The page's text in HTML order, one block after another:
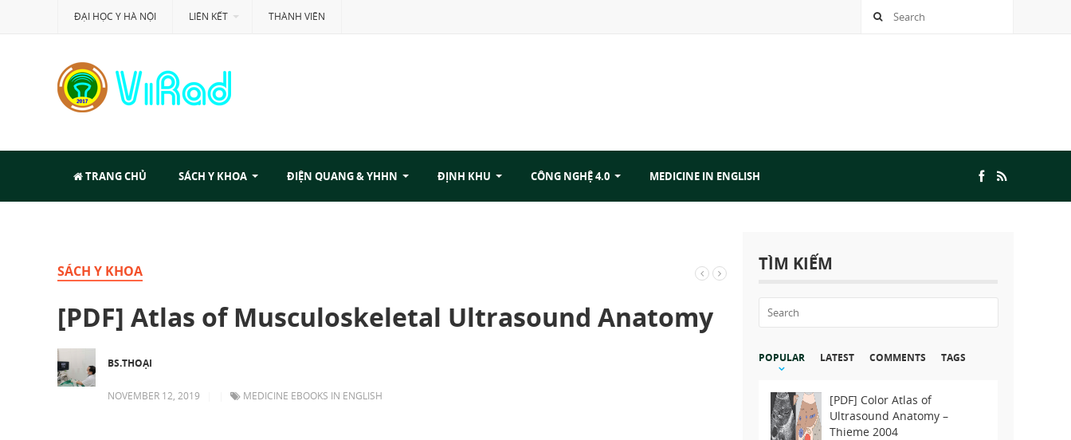
ĐẠI HỌC Y HÀ NỘI LIÊN KẾT THÀNH VIÊN
TRANG CHỦ SÁCH Y KHOA ĐIỆN QUANG & YHHN ĐỊNH KHU CÔNG NGHỆ 4.0 MEDICINE IN ENGLISH
SÁCH Y KHOA
[PDF] Atlas of Musculoskeletal Ultrasound Anatomy
BS.THOẠI
NOVEMBER 12, 2019 MEDICINE EBOOKS IN ENGLISH
TÌM KIẾM
POPULAR LATEST COMMENTS TAGS
[PDF] Color Atlas of
Ultrasound Anatomy –
Thieme 2004